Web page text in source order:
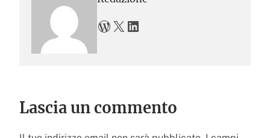
WordPress X LinkedIn
Lascia un commento